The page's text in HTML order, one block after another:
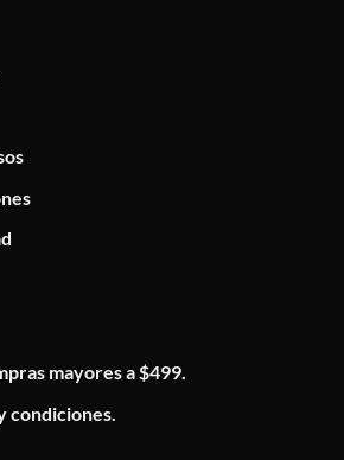
mayores a $499.
condiciones.